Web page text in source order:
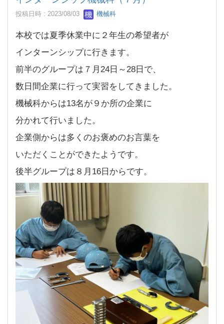
投稿日時 : 2023/08/03 機械科
本校では夏季休業中に２年生の希望者が
インターンシップに行きます。
前半のグループは７月24日～28日で、
数日間企業に行って実習をしてきました。
機械科からは13名が９か所の企業に
分かれて行いました。
企業側からは多くのお褒めのお言葉を
いただくことができたようです。
後半グループは８月16日からです。